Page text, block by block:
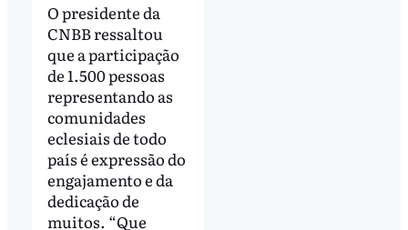
O presidente da
CNBB ressaltou
que a participação
de 1.500 pessoas
representando as
comunidades
eclesiais de todo
país é expressão do
engajamento e da
dedicação de
muitos. “Que